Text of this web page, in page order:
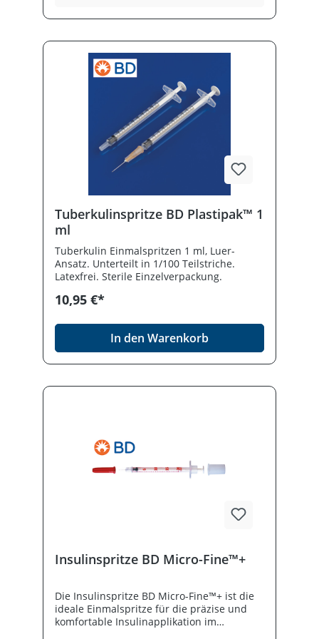
Solo Spritze von B. Braun eine zuverlässige
Germany“, auf die Sie sich verlassen
können. Zweiteilige Einmalspritzen von B.
Braun mit Luer-Steck-Ansatz, grüne
Kolbenstange, verlängerte Skala. PVC- und
Tuberkulinspritze BD Plastipak™ 1
ml
Tuberkulin Einmalspritzen 1 ml, Luer-
Ansatz. Unterteilt in 1/100 Teilstriche.
Latexfrei. Sterile Einzelverpackung.
10,95 €*
In den Warenkorb
Insulinspritze BD Micro-Fine™+
Die Insulinspritze BD Micro-Fine™+ ist die
ideale Einmalspritze für die präzise und
komfortable Insulinapplikation im